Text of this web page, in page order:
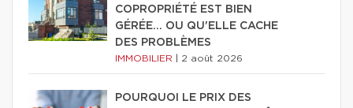
COPROPRIÉTÉ EST BIEN
GÉRÉE… OU QU'ELLE CACHE
DES PROBLÈMES
IMMOBILIER 2 août 2026
POURQUOI LE PRIX DES